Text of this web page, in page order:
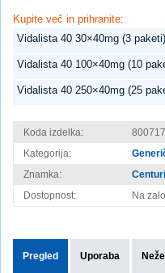
Kupite več in prihranite:
Vidalista 40 30×40mg (3
Vidalista 40 100×40mg (10
Vidalista 40 250×40mg (25
Koda izdelka:
Kategorija:
Znamka:
Dostopnost:
Na
Pregled Uporaba